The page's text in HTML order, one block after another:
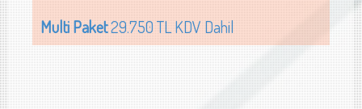
Multi Paket29.750 TL KDV Dahil